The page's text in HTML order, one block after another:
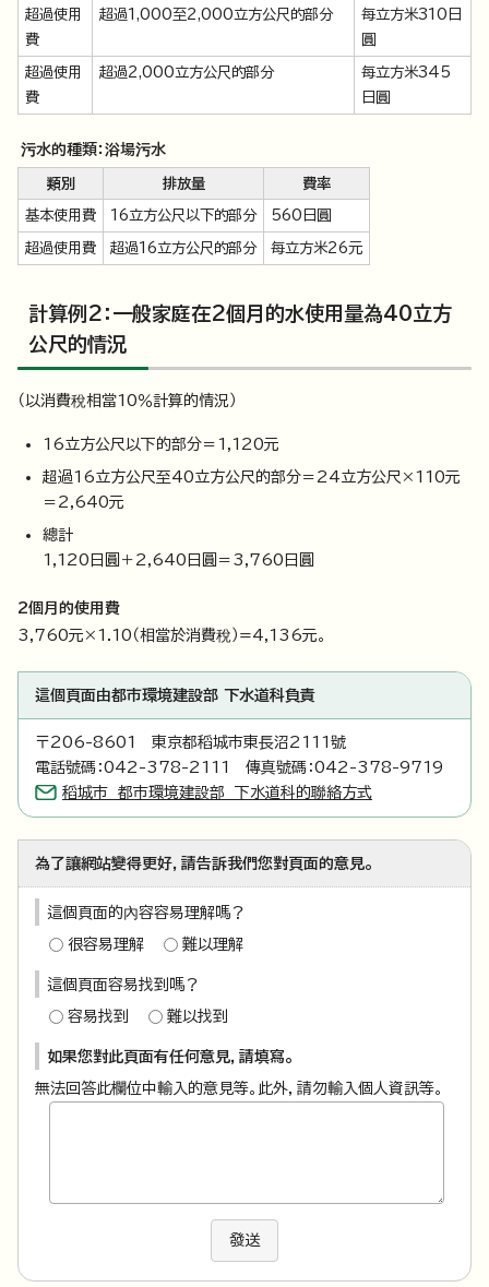
超過使用
費
超過1,000至2,000立方公尺的部分
每立方米310日
圓
超過使用
費
超過2,000立方公尺的部分
每立方米345
日圓
污水的種類：浴場污水
類別 排放量 費率
基本使用費 16立方公尺以下的部分 560日圓
超過使用費 超過16立方公尺的部分 每立方米26元
計算例2：一般家庭在2個月的水使用量為40立方
公尺的情況
（以消費稅相當10％計算的情況）
16立方公尺以下的部分＝1,120元
超過16立方公尺至40立方公尺的部分＝24立方公尺×110元
＝2,640元
總計
1,120日圓＋2,640日圓＝3,760日圓
2個月的使用費
3,760元×1.10（相當於消費稅）=4,136元。
這個頁面由都市環境建設部 下水道科負責
〒206-8601 東京都稻城市東長沼2111號
電話號碼：042-378-2111 傳真號碼：042-378-9719
稻城市 都市環境建設部 下水道科的聯絡方式
為了讓網站變得更好，請告訴我們您對頁面的意見。
這個頁面的內容容易理解嗎？
很容易理解 難以理解
這個頁面容易找到嗎？
容易找到 難以找到
如果您對此頁面有任何意見，請填寫。
無法回答此欄位中輸入的意見等。此外，請勿輸入個人資訊等。
發送